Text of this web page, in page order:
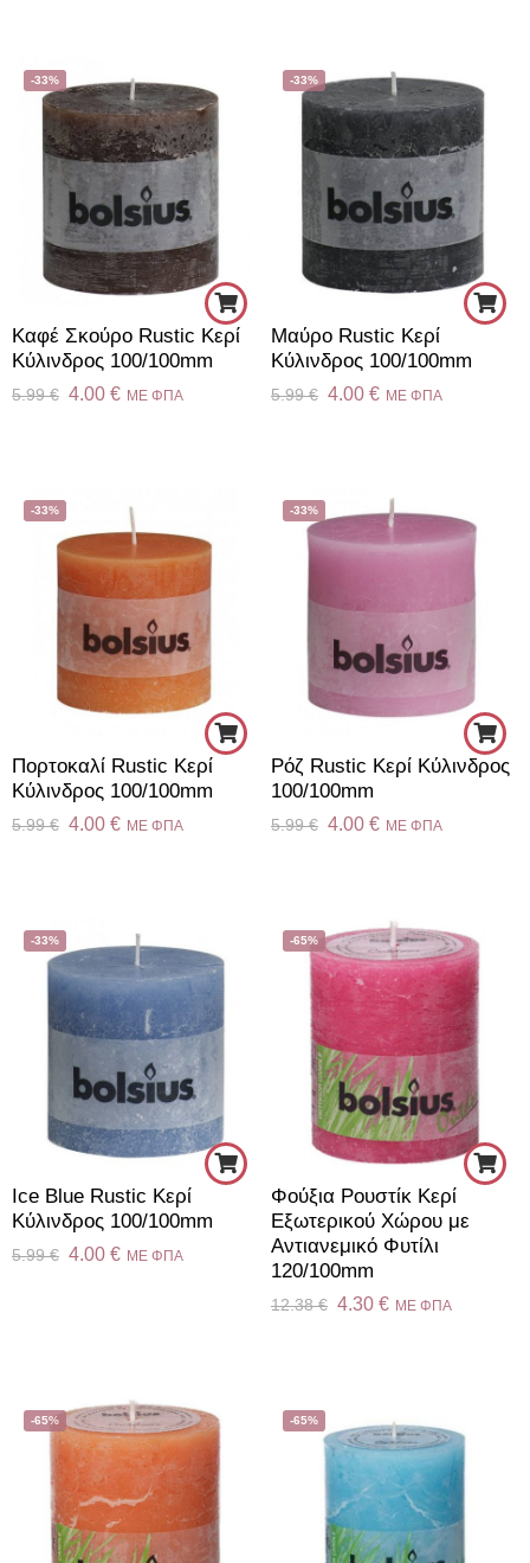
-33%
Καφέ Σκούρο Rustic Κερί
Kύλινδρος 100/100mm
5.99€ 4.00 € ME ΦΠΑ
-33%
Μαύρο Rustic Κερί
Kύλινδρος 100/100mm
5.99€ 4.00 € ME ΦΠΑ
-33%
Πορτοκαλί Rustic Κερί
Kύλινδρος 100/100mm
5.99€ 4.00 € ME ΦΠΑ
-33%
Ρόζ Rustic Κερί Κύλινδρος
100/100mm
5.99€ 4.00 € ME ΦΠΑ
-33%
Ice Blue Rustic Κερί
Kύλινδρος 100/100mm
5.99€ 4.00 € ME ΦΠΑ
-65%
Φούξια Ρουστίκ Κερί
Εξωτερικού Χώρου με
Αντιανεμικό Φυτίλι
120/100mm
12.38€ 4.30 € ME ΦΠΑ
-65% -65%